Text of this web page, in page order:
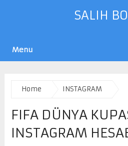
SALIH
Menu
Home INSTAGRAM
FIFA DÜNYA
INSTAGRAM